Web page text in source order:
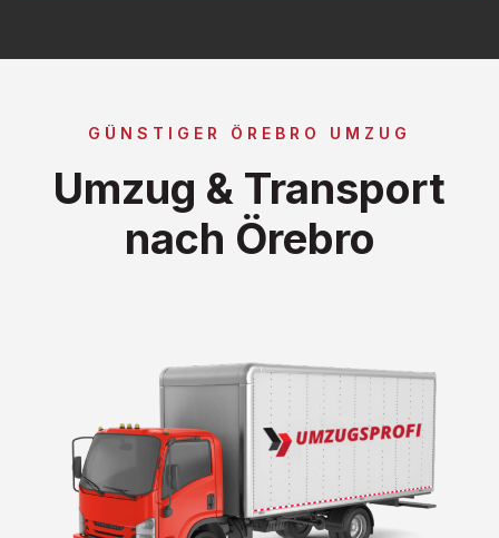
GÜNSTIGER ÖREBRO UMZUG
Umzug & Transport
nach Örebro